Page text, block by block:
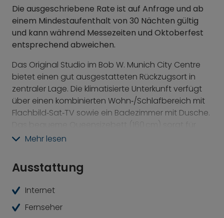
Die ausgeschriebene Rate ist auf Anfrage und ab
einem Mindestaufenthalt von 30 Nächten gültig
und kann während Messezeiten und Oktoberfest
entsprechend abweichen.
Das Original Studio im Bob W. Munich City Centre
bietet einen gut ausgestatteten Rückzugsort in
zentraler Lage. Die klimatisierte Unterkunft verfügt
über einen kombinierten Wohn‑/Schlafbereich mit
Flachbild‑Sat‑TV sowie ein Badezimmer mit Dusche.
erholsamen Schlaf.
unkomplizierte Selbstverpflegung. Kostenloses
Waschraum stehen ebenfalls zur Verfügung. Eine
regelmäßige, wöchentliche Reinigung trägt zu
Mehr lesen
Ausstattung
Internet
Fernseher